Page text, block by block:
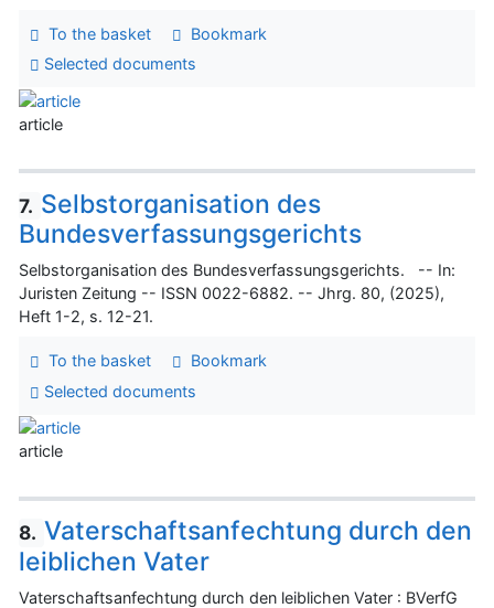
To the basket
Bookmark
Selected documents
article
7. Selbstorganisation des
Bundesverfassungsgerichts
Selbstorganisation des Bundesverfassungsgerichts. -- In:
Juristen Zeitung -- ISSN 0022-6882. -- Jhrg. 80, (2025),
Heft 1-2, s. 12-21.
To the basket
Bookmark
Selected documents
article
8. Vaterschaftsanfechtung durch den
leiblichen Vater
Vaterschaftsanfechtung durch den leiblichen Vater : BVerfG